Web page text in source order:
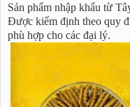
Sản phẩm nhập khẩu từ
Được kiểm định theo quy
phù hợp cho các đại lý.